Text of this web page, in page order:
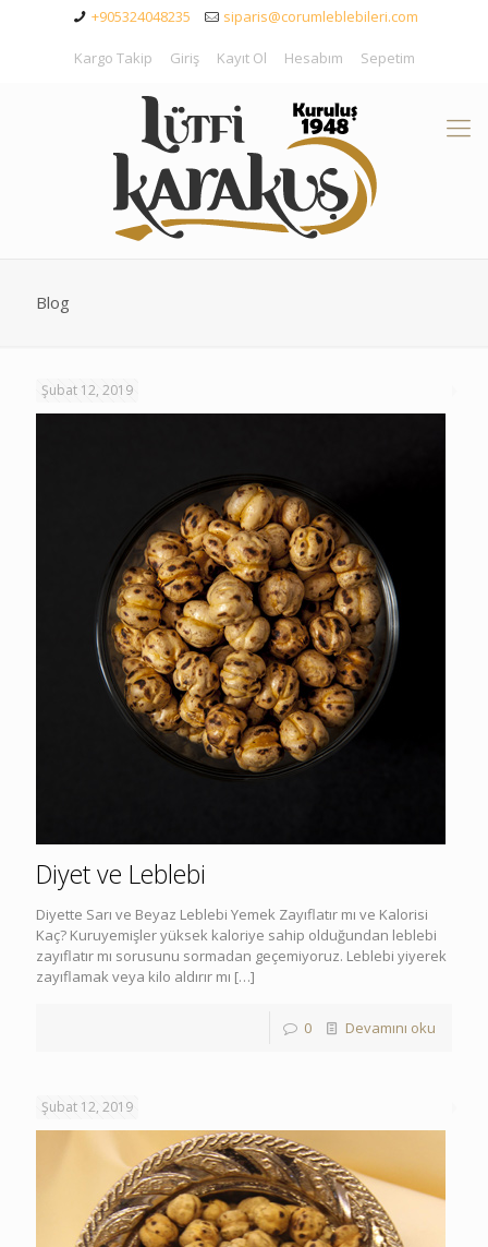
+905324048235 siparis@corumleblebileri.com
Kargo Takip Giriş Kayıt Ol Hesabım Sepetim
Blog
Şubat 12, 2019
Diyet ve Leblebi
Diyette Sarı ve Beyaz Leblebi Yemek Zayıflatır mı ve Kalorisi
Kaç? Kuruyemişler yüksek kaloriye sahip olduğundan leblebi
zayıflatır mı sorusunu sormadan geçemiyoruz. Leblebi yiyerek
zayıflamak veya kilo aldırır mı […]
0 Devamını oku
Şubat 12, 2019